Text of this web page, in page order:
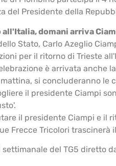
del Presidente della
all'Italia, domani arriva
Stato, Carlo Azeglio
per il ritorno di Trieste
è arrivata anche
si concluderanno le
il presidente Ciampi
il presidente Ciampi e il
Frecce Tricolori trascinerà
settimanale del TG5 diretto